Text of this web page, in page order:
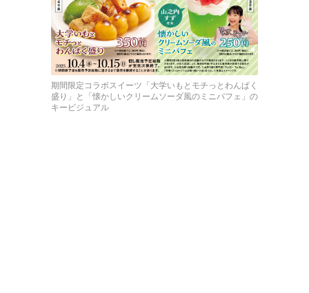
期間限定コラボスイーツ「大学いもとモチっとわんぱく
盛り」と「懐かしいクリームソーダ風のミニパフェ」の
キービジュアル